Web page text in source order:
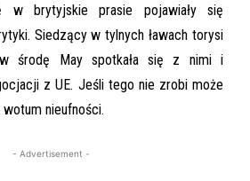
brytyjskie prasie pojawiały się
Siedzący w tylnych ławach torysi
środę May spotkała się z nimi i
z UE. Jeśli tego nie zrobi może
nieufności.
- Advertisement -